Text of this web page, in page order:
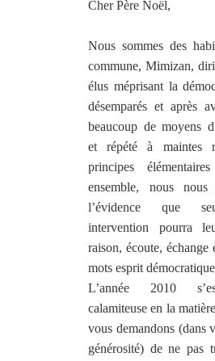
Cher Père Noël,
Nous sommes des
commune, Mimizan,
élus méprisant la
désemparés et après
beaucoup de moyens
et répété à maintes
principes
ensemble, nous
l’évidence que
intervention pourra
raison, écoute, échange
mots esprit
L’année 2010
calamiteuse en la
vous demandons (dans
générosité) de ne pas